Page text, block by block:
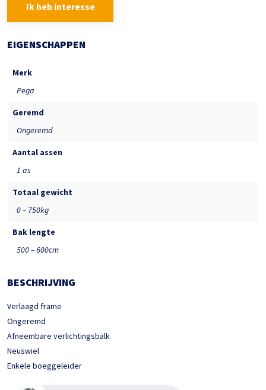
Ik heb interesse
EIGENSCHAPPEN
Merk
Pega
Geremd
Ongeremd
Aantal assen
1 as
Totaal gewicht
0 – 750kg
Bak lengte
500 – 600cm
BESCHRIJVING
Verlaagd frame
Ongeremd
Afneembare verlichtingsbalk
Neuswiel
Enkele boeggeleider